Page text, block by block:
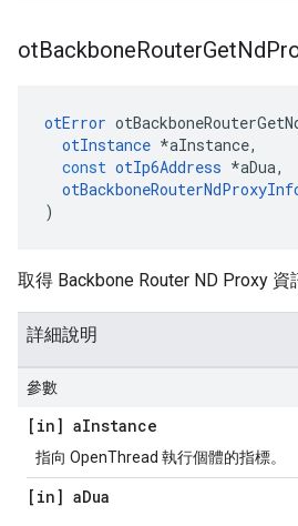
otBackboneRouterGetNd
otError
otInstance *aInstance,
const otIp6Address *aDua,
)
取得 Backbone Router ND Proxy 資
詳細說明
參數
[in] aInstance
指向 OpenThread 執行個體的指標。
[in] aDua